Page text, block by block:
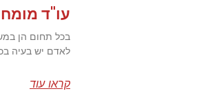
עו"ד
בכל תחום הן
לאדם יש בעיה
קראו עוד